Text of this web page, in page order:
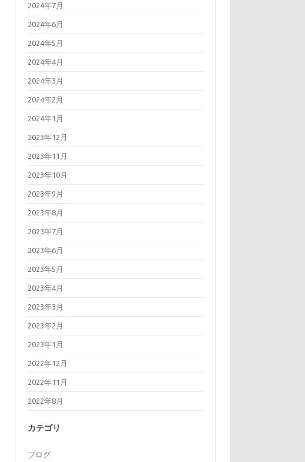
2024年7月
2024年6月
2024年5月
2024年4月
2024年3月
2024年2月
2024年1月
2023年12月
2023年11月
2023年10月
2023年9月
2023年8月
2023年7月
2023年6月
2023年5月
2023年4月
2023年3月
2023年2月
2023年1月
2022年12月
2022年11月
2022年8月
カテゴリ
ブログ